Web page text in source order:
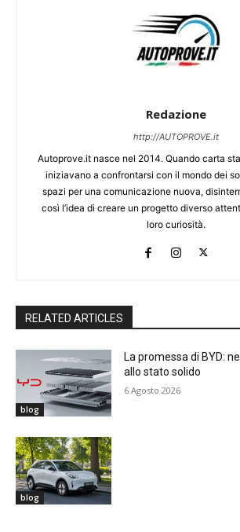
Redazione
http://AUTOPROVE.it
Autoprove.it nasce nel 2014. Quando carta
iniziavano a confrontarsi con il mondo dei
spazi per una comunicazione nuova,
così l’idea di creare un progetto diverso
loro curiosità.
RELATED ARTICLES
blog
La promessa di BYD:
allo stato solido
6 Agosto 2026
blog